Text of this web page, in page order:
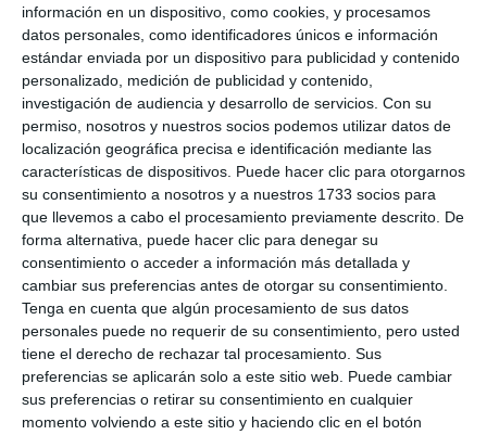
información en un dispositivo, como cookies, y procesamos
datos personales, como identificadores únicos e información
estándar enviada por un dispositivo para publicidad y contenido
personalizado, medición de publicidad y contenido,
investigación de audiencia y desarrollo de servicios. Con su
permiso, nosotros y nuestros socios podemos utilizar datos de
localización geográfica precisa e identificación mediante las
características de dispositivos. Puede hacer clic para otorgarnos
su consentimiento a nosotros y a nuestros 1733 socios para
que llevemos a cabo el procesamiento previamente descrito. De
forma alternativa, puede hacer clic para denegar su
consentimiento o acceder a información más detallada y
cambiar sus preferencias antes de otorgar su consentimiento.
Tenga en cuenta que algún procesamiento de sus datos
personales puede no requerir de su consentimiento, pero usted
tiene el derecho de rechazar tal procesamiento. Sus
preferencias se aplicarán solo a este sitio web. Puede cambiar
sus preferencias o retirar su consentimiento en cualquier
momento volviendo a este sitio y haciendo clic en el botón